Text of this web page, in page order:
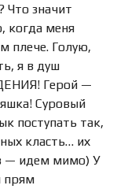
значит
когда меня
плече. Голую,
я в душ
Герой —
Суровый
поступать так,
класть… их
— идем мимо) У
прям